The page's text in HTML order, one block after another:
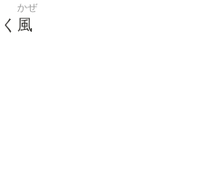
く 風
かぜ